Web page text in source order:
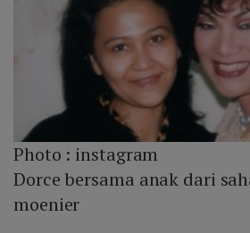
Photo : instagram
Dorce bersama anak dari
moenier